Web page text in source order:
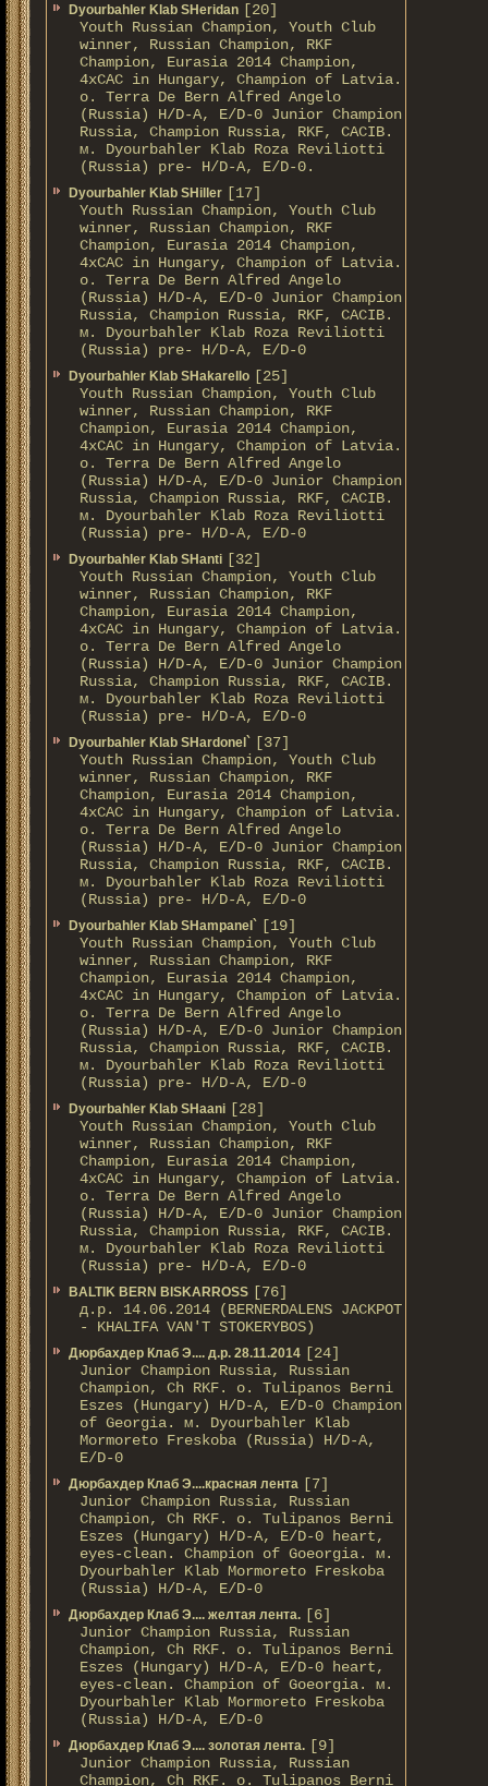
Dyourbahler Klab SHeridan [20]
Youth Russian Champion, Youth Club
winner, Russian Champion, RKF
Champion, Eurasia 2014 Champion,
4xCAC in Hungary, Champion of Latvia.
о. Terra De Bern Alfred Angelo
(Russia) H/D-A, E/D-0 Junior Champion
Russia, Champion Russia, RKF, CACIB.
м. Dyourbahler Klab Roza Reviliotti
(Russia) pre- H/D-A, E/D-0.
Dyourbahler Klab SHiller [17]
Youth Russian Champion, Youth Club
winner, Russian Champion, RKF
Champion, Eurasia 2014 Champion,
4xCAC in Hungary, Champion of Latvia.
о. Terra De Bern Alfred Angelo
(Russia) H/D-A, E/D-0 Junior Champion
Russia, Champion Russia, RKF, CACIB.
м. Dyourbahler Klab Roza Reviliotti
(Russia) pre- H/D-A, E/D-0
Dyourbahler Klab SHakarello [25]
Youth Russian Champion, Youth Club
winner, Russian Champion, RKF
Champion, Eurasia 2014 Champion,
4xCAC in Hungary, Champion of Latvia.
о. Terra De Bern Alfred Angelo
(Russia) H/D-A, E/D-0 Junior Champion
Russia, Champion Russia, RKF, CACIB.
м. Dyourbahler Klab Roza Reviliotti
(Russia) pre- H/D-A, E/D-0
Dyourbahler Klab SHanti [32]
Youth Russian Champion, Youth Club
winner, Russian Champion, RKF
Champion, Eurasia 2014 Champion,
4xCAC in Hungary, Champion of Latvia.
о. Terra De Bern Alfred Angelo
(Russia) H/D-A, E/D-0 Junior Champion
Russia, Champion Russia, RKF, CACIB.
м. Dyourbahler Klab Roza Reviliotti
(Russia) pre- H/D-A, E/D-0
Dyourbahler Klab SHardonel` [37]
Youth Russian Champion, Youth Club
winner, Russian Champion, RKF
Champion, Eurasia 2014 Champion,
4xCAC in Hungary, Champion of Latvia.
о. Terra De Bern Alfred Angelo
(Russia) H/D-A, E/D-0 Junior Champion
Russia, Champion Russia, RKF, CACIB.
м. Dyourbahler Klab Roza Reviliotti
(Russia) pre- H/D-A, E/D-0
Dyourbahler Klab SHampanel` [19]
Youth Russian Champion, Youth Club
winner, Russian Champion, RKF
Champion, Eurasia 2014 Champion,
4xCAC in Hungary, Champion of Latvia.
о. Terra De Bern Alfred Angelo
(Russia) H/D-A, E/D-0 Junior Champion
Russia, Champion Russia, RKF, CACIB.
м. Dyourbahler Klab Roza Reviliotti
(Russia) pre- H/D-A, E/D-0
Dyourbahler Klab SHaani [28]
Youth Russian Champion, Youth Club
winner, Russian Champion, RKF
Champion, Eurasia 2014 Champion,
4xCAC in Hungary, Champion of Latvia.
о. Terra De Bern Alfred Angelo
(Russia) H/D-A, E/D-0 Junior Champion
Russia, Champion Russia, RKF, CACIB.
м. Dyourbahler Klab Roza Reviliotti
(Russia) pre- H/D-A, E/D-0
BALTIK BERN BISKARROSS [76]
д.р. 14.06.2014 (BERNERDALENS JACKPOT
- KHALIFA VAN'T STOKERYBOS)
Дюрбахдер Клаб Э.... д.р. 28.11.2014 [24]
Junior Champion Russia, Russian
Champion, Ch RKF. о. Tulipanos Berni
Eszes (Hungary) H/D-A, E/D-0 Champion
of Georgia. м. Dyourbahler Klab
Mormoreto Freskoba (Russia) H/D-A,
E/D-0
Дюрбахдер Клаб Э....красная лента [7]
Junior Champion Russia, Russian
Champion, Ch RKF. о. Tulipanos Berni
Eszes (Hungary) H/D-A, E/D-0 heart,
eyes-clean. Champion of Gоeorgia. м.
Dyourbahler Klab Mormoreto Freskoba
(Russia) H/D-А, E/D-0
Дюрбахдер Клаб Э.... желтая лента. [6]
Junior Champion Russia, Russian
Champion, Ch RKF. о. Tulipanos Berni
Eszes (Hungary) H/D-A, E/D-0 heart,
eyes-clean. Champion of Gоeorgia. м.
Dyourbahler Klab Mormoreto Freskoba
(Russia) H/D-А, E/D-0
Дюрбахдер Клаб Э.... золотая лента. [9]
Junior Champion Russia, Russian
Champion, Ch RKF. о. Tulipanos Berni